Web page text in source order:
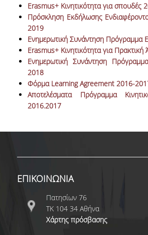
ΠΟΛΙΤΙΚΗ ΠΟΙΟΤΗΤΑΣ
ΠΙΣΤΟΠΟΙΗΣΗ
ΑΠΟ ΠΡΟΠΤΥΧΙΑΚΟΥΣ
ΕΡΕΥΝΑ
ΔΗΜΟΣΙΕΥΣΕΙΣ
Erasmus+ Κινητικότητα για σπουδές
Πρόσκληση Εκδήλωσης
2019
Ενημερωτική Συνάντηση Πρόγραμμα
Erasmus+ Kινητικότητα για
Ενημερωτική Συνάντηση
2018
Φόρμα Learning Agreement 2016-
Αποτελέσματα Πρόγραμμα
2016.2017
ΕΠΙΚΟΙΝΩΝΙΑ
Πατησίων 76
ΤΚ 104 34 Αθήνα
Χάρτης πρόσβασης